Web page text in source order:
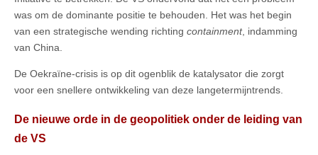
was om de dominante positie te behouden. Het was het begin
van een strategische wending richting containment, indamming
van China.
De Oekraïne-crisis is op dit ogenblik de katalysator die zorgt
voor een snellere ontwikkeling van deze langetermijntrends.
De nieuwe orde in de geopolitiek onder de leiding van
de VS